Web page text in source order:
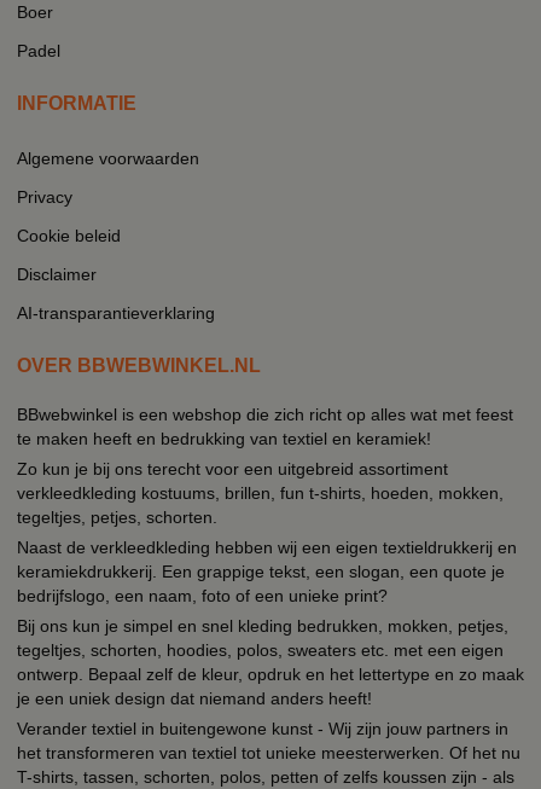
Boer
Padel
INFORMATIE
Algemene voorwaarden
Privacy
Cookie beleid
Disclaimer
AI-transparantieverklaring
OVER BBWEBWINKEL.NL
BBwebwinkel is een webshop die zich richt op alles wat met feest
te maken heeft en bedrukking van textiel en keramiek!
Zo kun je bij ons terecht voor een uitgebreid assortiment
verkleedkleding kostuums, brillen, fun t-shirts, hoeden, mokken,
tegeltjes, petjes, schorten.
Naast de verkleedkleding hebben wij een eigen textieldrukkerij en
keramiekdrukkerij. Een grappige tekst, een slogan, een quote je
bedrijfslogo, een naam, foto of een unieke print?
Bij ons kun je simpel en snel kleding bedrukken, mokken, petjes,
tegeltjes, schorten, hoodies, polos, sweaters etc. met een eigen
ontwerp. Bepaal zelf de kleur, opdruk en het lettertype en zo maak
je een uniek design dat niemand anders heeft!
Verander textiel in buitengewone kunst - Wij zijn jouw partners in
het transformeren van textiel tot unieke meesterwerken. Of het nu
T-shirts, tassen, schorten, polos, petten of zelfs koussen zijn - als